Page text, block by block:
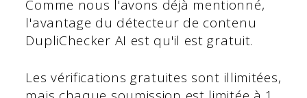
Comme nous l'avons déjà mentionné,
l'avantage du détecteur de contenu
DupliChecker AI est qu'il est gratuit.
Les vérifications gratuites sont illimitées,